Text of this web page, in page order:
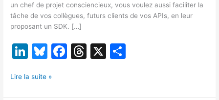
un chef de projet consciencieux, vous voulez aussi faciliter la
tâche de vos collègues, futurs clients de vos APIs, en leur
proposant un SDK. […]
Li
k
Bl
e
F
T
X
Le
Microsoft
Lire la suite »